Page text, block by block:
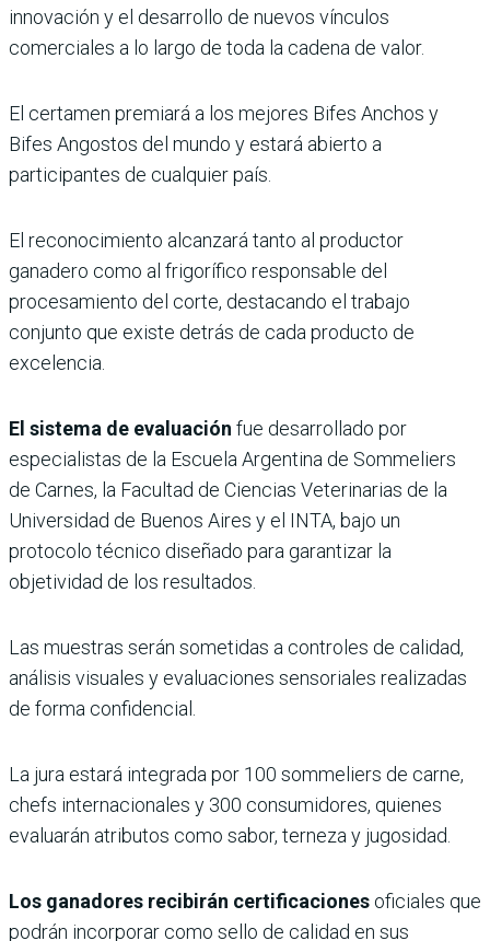
innovación y el desarrollo de nuevos vínculos
comerciales a lo largo de toda la cadena de valor.
El certamen premiará a los mejores Bifes Anchos y
Bifes Angostos del mundo y estará abierto a
participantes de cualquier país.
El reconocimiento alcanzará tanto al productor
ganadero como al frigorífico responsable del
procesamiento del corte, destacando el trabajo
conjunto que existe detrás de cada producto de
excelencia.
El sistema de evaluación fue desarrollado por
especialistas de la Escuela Argentina de Sommeliers
de Carnes, la Facultad de Ciencias Veterinarias de la
Universidad de Buenos Aires y el INTA, bajo un
protocolo técnico diseñado para garantizar la
objetividad de los resultados.
Las muestras serán sometidas a controles de calidad,
análisis visuales y evaluaciones sensoriales realizadas
de forma confidencial.
La jura estará integrada por 100 sommeliers de carne,
chefs internacionales y 300 consumidores, quienes
evaluarán atributos como sabor, terneza y jugosidad.
Los ganadores recibirán certificaciones oficiales que
podrán incorporar como sello de calidad en sus